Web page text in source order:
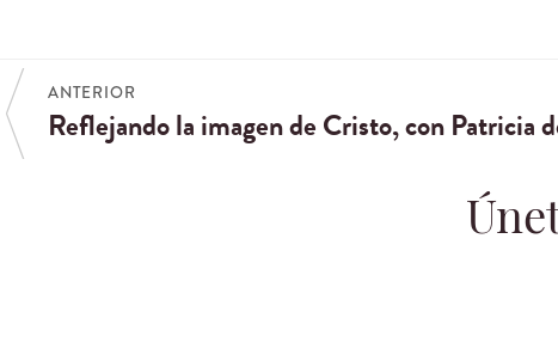
ANTERIOR
Reflejando la imagen de Cristo, con Patricia